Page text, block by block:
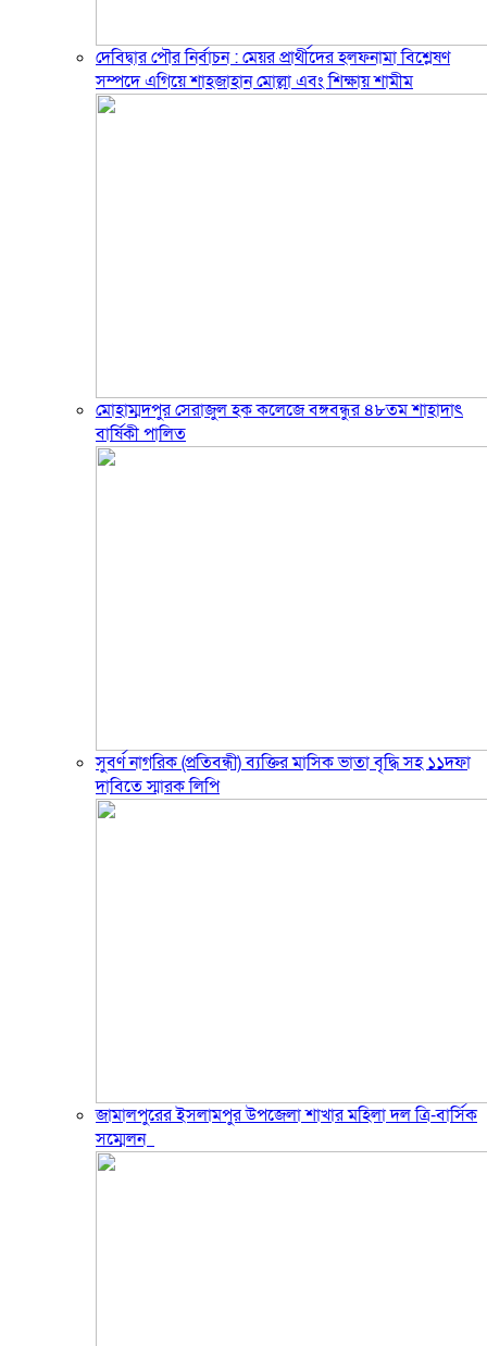
দেবিদ্বার পৌর নির্বাচন : মেয়র প্রার্থীদের হলফনামা বিশ্লেষণ
সম্পদে এগিয়ে শাহজাহান মোল্লা এবং শিক্ষায় শামীম
মোহাম্মদপুর সেরাজুল হক ক‌লে‌জে বঙ্গবন্ধুর ৪৮তম শাহাদাৎ
বা‌র্ষিকী পা‌লিত
সুবর্ণ নাগরিক (প্রতিবন্ধী) ব্যক্তির মাসিক ভাতা বৃদ্ধি সহ ১১দফা
দাবিতে স্মারক লিপি
জামালপুরের ইসলামপুর উপজেলা শাখার মহিলা দল ত্রি-বার্সিক
সম্মেলন